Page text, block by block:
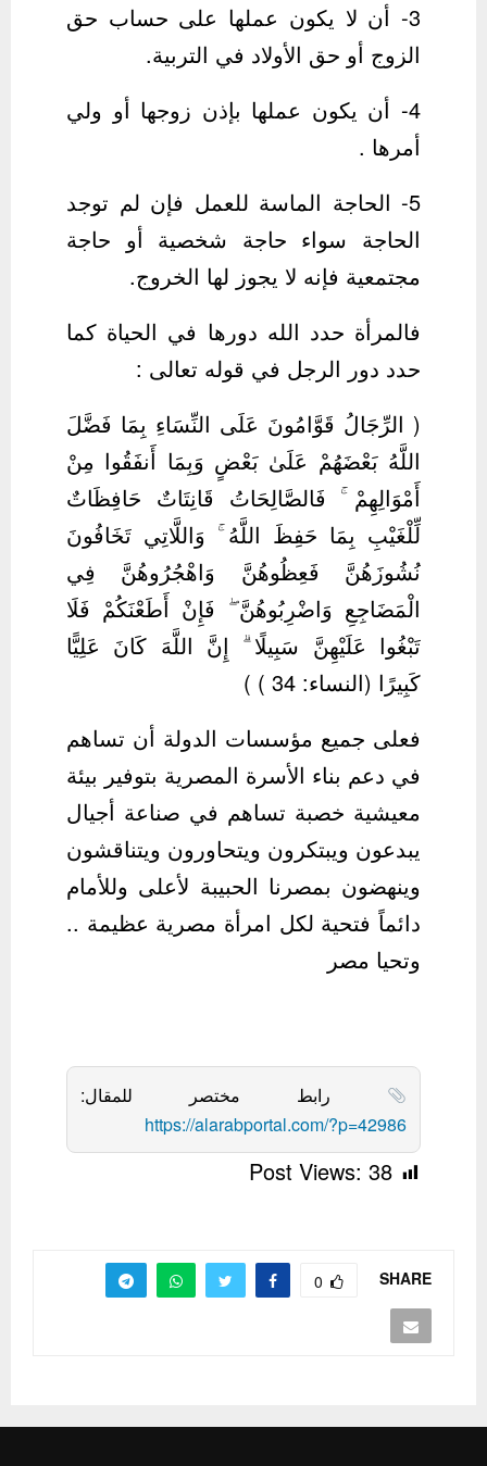
3- أن لا يكون عملها على حساب حق
الزوج أو حق الأولاد في التربية.
4- أن يكون عملها بإذن زوجها أو ولي
أمرها .
5- الحاجة الماسة للعمل فإن لم توجد
الحاجة سواء حاجة شخصية أو حاجة
مجتمعية فإنه لا يجوز لها الخروج.
فالمرأة حدد الله دورها في الحياة كما
حدد دور الرجل في قوله تعالى :
( الرِّجَالُ قَوَّامُونَ عَلَى النِّسَاءِ بِمَا فَضَّلَ
اللَّهُ بَعْضَهُمْ عَلَىٰ بَعْضٍ وَبِمَا أَنفَقُوا مِنْ
أَمْوَالِهِمْ ۚ فَالصَّالِحَاتُ قَانِتَاتٌ حَافِظَاتٌ
لِّلْغَيْبِ بِمَا حَفِظَ اللَّهُ ۚ وَاللَّاتِي تَخَافُونَ
نُشُوزَهُنَّ فَعِظُوهُنَّ وَاهْجُرُوهُنَّ فِي
الْمَضَاجِعِ وَاضْرِبُوهُنَّ ۖ فَإِنْ أَطَعْنَكُمْ فَلَا
تَبْغُوا عَلَيْهِنَّ سَبِيلًا ۗ إِنَّ اللَّهَ كَانَ عَلِيًّا
كَبِيرًا (النساء: 34 ) )
فعلى جميع مؤسسات الدولة أن تساهم
في دعم بناء الأسرة المصرية بتوفير بيئة
معيشية خصبة تساهم في صناعة أجيال
يبدعون ويبتكرون ويتحاورون ويتناقشون
وينهضون بمصرنا الحبيبة لأعلى وللأمام
دائماً فتحية لكل امرأة مصرية عظيمة ..
وتحيا مصر
رابط مختصر للمقال:
https://alarabportal.com/?p=42986
Post Views: 38
SHARE
0